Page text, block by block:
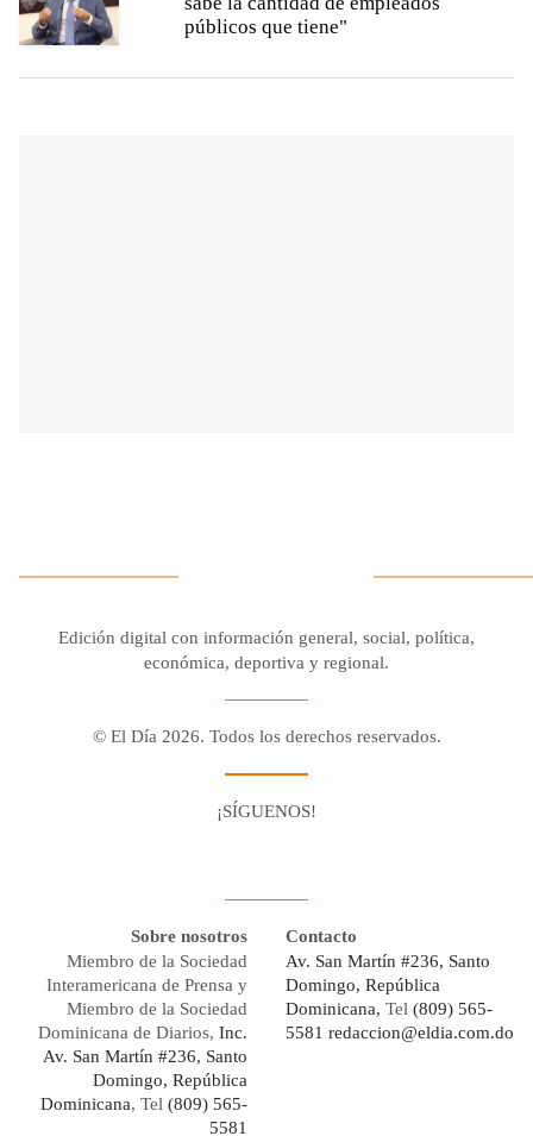
públicos que tiene"
Edición digital con información general, social, política,
económica, deportiva y regional.
© El Día 2026. Todos los derechos reservados.
¡SÍGUENOS!
Sobre nosotros
Miembro de la Sociedad
Interamericana de Prensa y
Miembro de la Sociedad
Dominicana de Diarios, Inc.
Av. San Martín #236, Santo
Domingo, República
Dominicana, Tel (809) 565-
5581
Contacto
Av. San Martín #236, Santo
Domingo, República
Dominicana, Tel (809) 565-
5581 redaccion@eldia.com.do